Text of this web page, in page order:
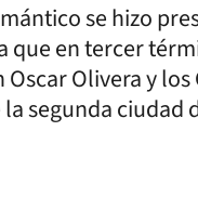
se hizo
que en tercer
Olivera y
segunda ciudad